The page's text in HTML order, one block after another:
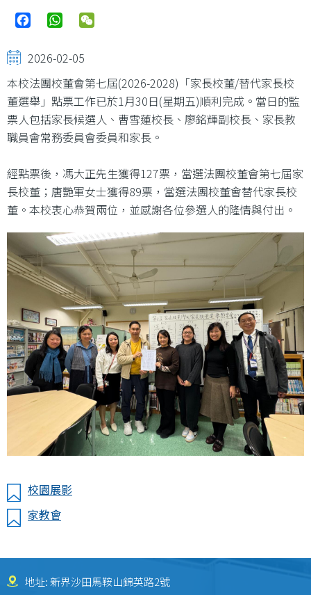
FacebookWhatsApp
2026-02-05
本校法團校董會第七屆(2026-2028)「家長校董/替代家長校
董選舉」點票工作已於1月30日(星期五)順利完成。當日的監
票人包括家長候選人、曹雪蓮校長、廖銘輝副校長、家長教
職員會常務委員會委員和家長。
經點票後，馮大正先生獲得127票，當選法團校董會第七屆家
長校董；唐艷軍女士獲得89票，當選法團校董會替代家長校
董。本校衷心恭賀兩位，並感謝各位參選人的隆情與付出。
校園展影
家教會
地址: 新界沙田馬鞍山錦英路2號